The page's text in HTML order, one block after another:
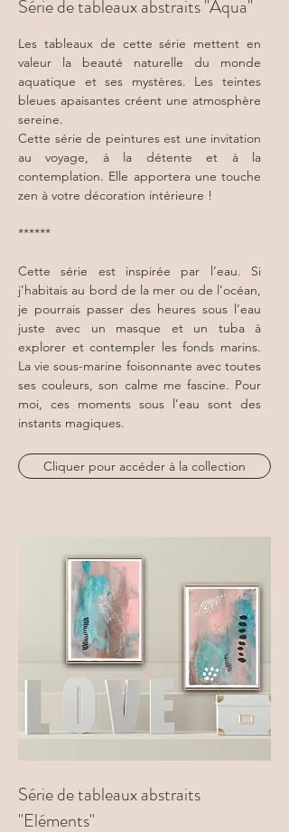
Série de tableaux abstraits "Aqua"
Les tableaux de cette série mettent en
valeur la beauté naturelle du monde
aquatique et ses mystères. Les teintes
bleues apaisantes créent une atmosphère
sereine.
Cette série de peintures est une invitation
au voyage, à la détente et à la
contemplation. Elle apportera une touche
zen à votre décoration intérieure !
******
Cette série est inspirée par l’eau. Si
j’habitais au bord de la mer ou de l’océan,
je pourrais passer des heures sous l’eau
juste avec un masque et un tuba à
explorer et contempler les fonds marins.
La vie sous-marine foisonnante avec toutes
ses couleurs, son calme me fascine. Pour
moi, ces moments sous l’eau sont des
instants magiques.
Cliquer pour accéder à la collection
Série de tableaux abstraits
"Eléments"